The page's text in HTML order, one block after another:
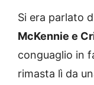
Si era parlato
McKennie e
conguaglio in
rimasta lì da